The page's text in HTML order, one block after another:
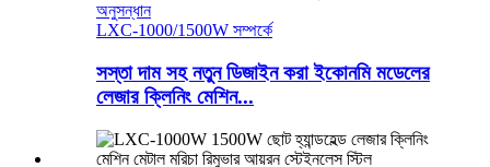
অনুসন্ধান
LXC-1000/1500W সম্পর্কে
সস্তা দাম সহ নতুন ডিজাইন করা ইকোনমি মডেলের
লেজার ক্লিনিং মেশিন...